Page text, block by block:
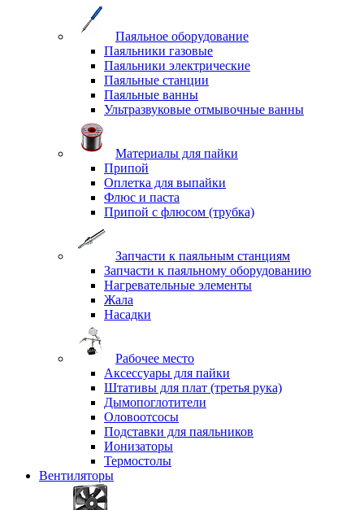
Паяльное оборудование
Паяльники газовые
Паяльники электрические
Паяльные станции
Паяльные ванны
Ультразвуковые отмывочные ванны
Материалы для пайки
Припой
Оплетка для выпайки
Флюс и паста
Припой с флюсом (трубка)
Запчасти к паяльным станциям
Запчасти к паяльному оборудованию
Нагревательные элементы
Жала
Насадки
Рабочее место
Аксессуары для пайки
Штативы для плат (третья рука)
Дымопоглотители
Оловоотсосы
Подставки для паяльников
Ионизаторы
Термостолы
Вентиляторы